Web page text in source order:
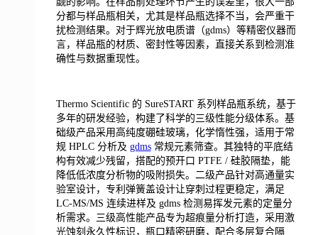
分都与样品瓶相关，尤其是样品瓶选择不当，会严重干
扰检测结果。对于辉光放电质谱（gdms）等精密仪器而
言，样品瓶的材质、密封性等因素，直接关系到检测准
确性与数据重现性。
Thermo Scientific 的 SureSTART 系列样品瓶系统，基于
多年的研发经验，构建了科学的三级性能分级体系。基
础级产品采用高纯度硼硅玻璃，化学惰性强，适用于常
规 HPLC 分析及 gdms常规元素筛查。其独特的平底结
构有效减少残留，搭配的预开口 PTFE / 硅胶隔垫，能
降低低浓度分析物的吸附损失。二级产品针对高通量实
验室设计，专利弹簧盖设计让穿刺过程更稳定，满足
LC-MS/MS 连续进样及 gdms 检测易挥发元素的定量分
析需求。三级高性能产品专为超痕量分析打造，采用激
光蚀刻永久性标识，瓶口精密研磨，配合多层复合隔